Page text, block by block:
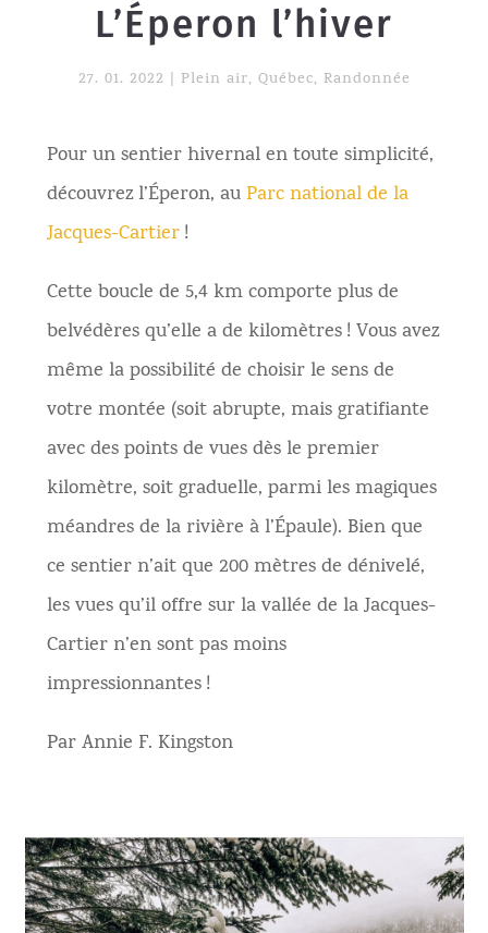
L’Éperon l’hiver
27. 01. 2022 Plein air, Québec, Randonnée
Pour un sentier hivernal en toute simplicité,
découvrez l’Éperon, auParc national de la
Jacques-Cartier!
Cette boucle de 5,4 km comporte plus de
belvédères qu’elle a de kilomètres ! Vous avez
même la possibilité de choisir le sens de
votre montée (soit abrupte, mais gratifiante
avec des points de vues dès le premier
kilomètre, soit graduelle, parmi les magiques
méandres de la rivière à l’Épaule). Bien que
ce sentier n’ait que 200 mètres de dénivelé,
les vues qu’il offre sur la vallée de la Jacques-
Cartier n’en sont pas moins
impressionnantes !
Par Annie F. Kingston